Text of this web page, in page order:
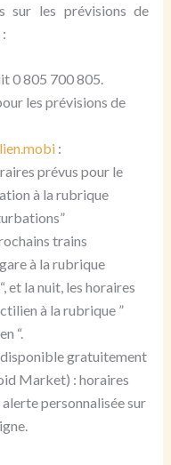
sur les prévisions de
0 805 700 805.
les prévisions de
:
prévus pour le
à la rubrique
trains
à la rubrique
et la nuit, les horaires
à la rubrique ”
“.
gratuitement
Market) : horaires
personnalisée sur